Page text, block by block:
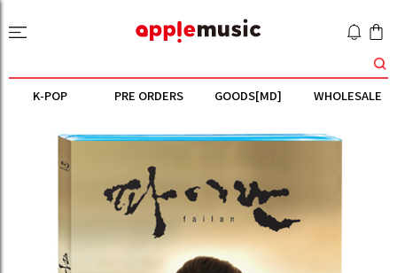
K-POP PRE ORDERS GOODS[MD] WHOLESALE